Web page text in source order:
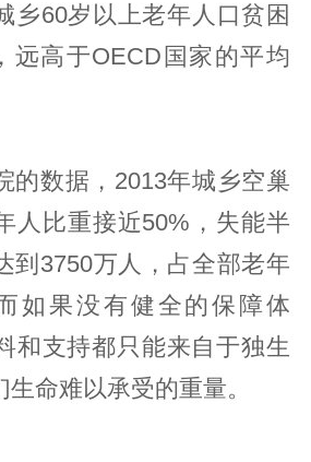
乡60岁以上老年人口贫困
远高于OECD国家的平均
的数据，2013年城乡空巢
人比重接近50%，失能半
到3750万人，占全部老年
如果没有健全的保障体
和支持都只能来自于独生
命难以承受的重量。